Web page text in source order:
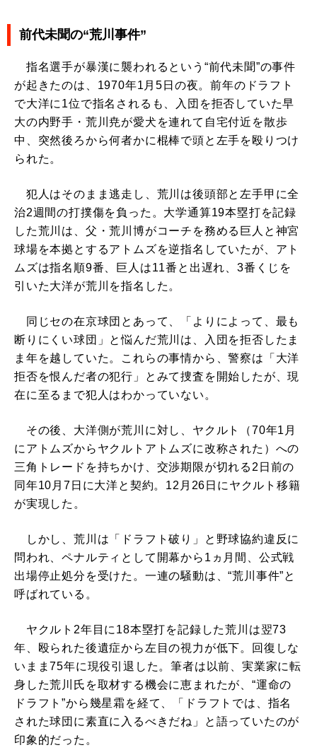
前代未聞の“荒川事件”
指名選手が暴漢に襲われるという“前代未聞”の事件
が起きたのは、1970年1月5日の夜。前年のドラフト
で大洋に1位で指名されるも、入団を拒否していた早
大の内野手・荒川尭が愛犬を連れて自宅付近を散歩
中、突然後ろから何者かに棍棒で頭と左手を殴りつけ
られた。
犯人はそのまま逃走し、荒川は後頭部と左手甲に全
治2週間の打撲傷を負った。大学通算19本塁打を記録
した荒川は、父・荒川博がコーチを務める巨人と神宮
球場を本拠とするアトムズを逆指名していたが、アト
ムズは指名順9番、巨人は11番と出遅れ、3番くじを
引いた大洋が荒川を指名した。
同じセの在京球団とあって、「よりによって、最も
断りにくい球団」と悩んだ荒川は、入団を拒否したま
ま年を越していた。これらの事情から、警察は「大洋
拒否を恨んだ者の犯行」とみて捜査を開始したが、現
在に至るまで犯人はわかっていない。
その後、大洋側が荒川に対し、ヤクルト（70年1月
にアトムズからヤクルトアトムズに改称された）への
三角トレードを持ちかけ、交渉期限が切れる2日前の
同年10月7日に大洋と契約。12月26日にヤクルト移籍
が実現した。
しかし、荒川は「ドラフト破り」と野球協約違反に
問われ、ペナルティとして開幕から1ヵ月間、公式戦
出場停止処分を受けた。一連の騒動は、“荒川事件”と
呼ばれている。
ヤクルト2年目に18本塁打を記録した荒川は翌73
年、殴られた後遺症から左目の視力が低下。回復しな
いまま75年に現役引退した。筆者は以前、実業家に転
身した荒川氏を取材する機会に恵まれたが、“運命の
ドラフト”から幾星霜を経て、「ドラフトでは、指名
された球団に素直に入るべきだね」と語っていたのが
印象的だった。